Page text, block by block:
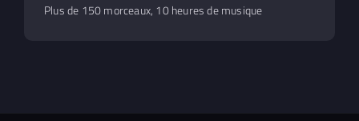
Plus de 150 morceaux, 10 heures de musique